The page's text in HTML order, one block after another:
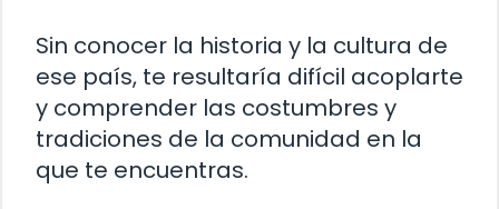
Sin conocer la historia y la cultura de
ese país, te resultaría difícil acoplarte
y comprender las costumbres y
tradiciones de la comunidad en la
que te encuentras.